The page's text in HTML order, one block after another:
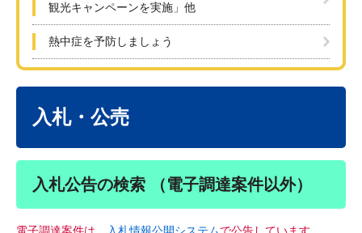
観光キャンペーンを実施」他
熱中症を予防しましょう
入札・公売
入札公告の検索 （電子調達案件以外）